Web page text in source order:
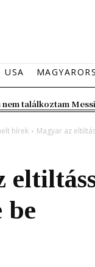
USA
találkoztam
hírek Magyar az
be